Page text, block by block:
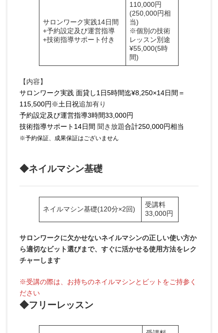
サロンワーク実践14日間
+予約設定及び運営指導
+技術指導サポート付き
110,000円
(250,000円相
当)
※個別の技術
レッスン別途
¥55,000(5時
間)
【内容】
サロンワーク実践 面貸し1日5時間迄¥8,250×14日間＝
115,500円※土日祝追加有り
予約設定及び運営指導3時間33,000円
技術指導サポート14日間 聞き放題合計250,000円相当
※予約保証、成果保証はございません
◆ネイルマシン基礎
ネイルマシン基礎(120分×2回)
受講料
33,000円
サロンワークに欠かせないネイルマシンの正しい使い方か
ら適切なビット選びまで、すぐに活かせる使用方法をレク
チャーします
※受講の際は、お持ちのネイルマシンとビットをご持参く
ださい
◆フリーレッスン